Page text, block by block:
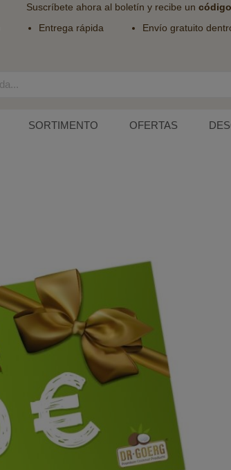
Suscríbete ahora al boletín y recibe un
Entrega rápida Envío gratuito
SORTIMENTO OFERTAS